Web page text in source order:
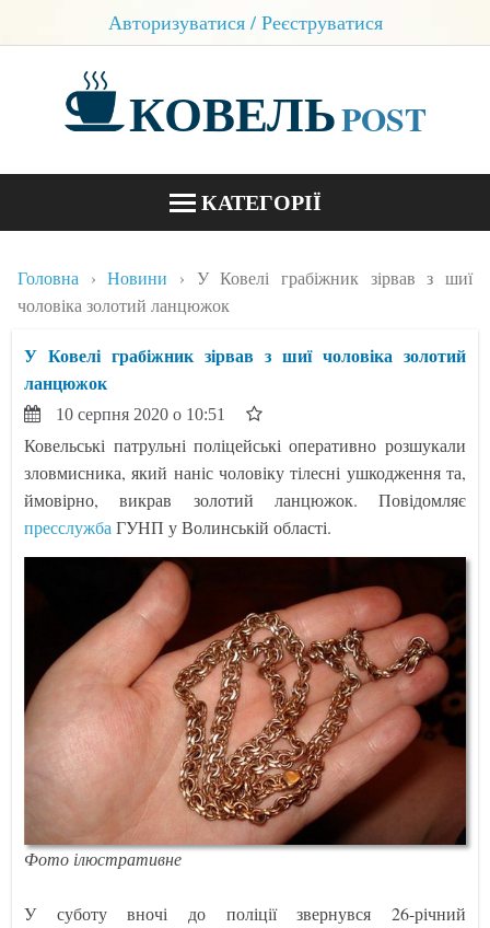
Авторизуватися / Реєструватися
КОВЕЛЬPOST
КАТЕГОРІЇ
БЛОГИ
КОНТАКТИ
Головна Новини
У Ковелі грабіжник зірвав з шиї
чоловіка золотий ланцюжок
У Ковелі грабіжник зірвав з шиї чоловіка золотий
ланцюжок
10 серпня 2020 о 10:51
Ковельські патрульні поліцейські оперативно розшукали
зловмисника, який наніс чоловіку тілесні ушкодження та,
ймовірно, викрав золотий ланцюжок. Повідомляє
пресслужба ГУНП у Волинській області.
Фото ілюстративне
У суботу вночі до поліції звернувся 26-річний